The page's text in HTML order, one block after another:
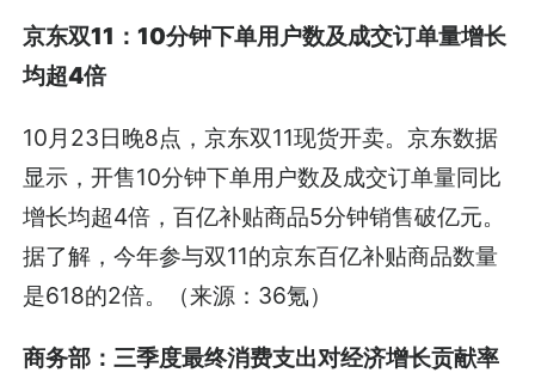
京东双11：10分钟下单用户数及成交订单量增长
均超4倍
10月23日晚8点，京东双11现货开卖。京东数据
显示，开售10分钟下单用户数及成交订单量同比
增长均超4倍，百亿补贴商品5分钟销售破亿元。
据了解，今年参与双11的京东百亿补贴商品数量
是618的2倍。（来源：36氪）
商务部：三季度最终消费支出对经济增长贡献率